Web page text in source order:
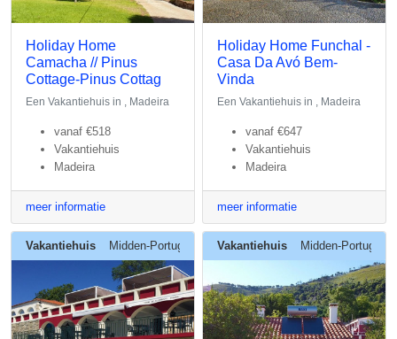
Holiday Home
Camacha // Pinus
Cottage-Pinus Cottag
Een Vakantiehuis in , Madeira
vanaf €518
Vakantiehuis
Madeira
meer informatie
Holiday Home Funchal -
Casa Da Avó Bem-
Vinda
Een Vakantiehuis in , Madeira
vanaf €647
Vakantiehuis
Madeira
meer informatie
Vakantiehuis Midden-Portugal Vakantiehuis Midden-Portugal